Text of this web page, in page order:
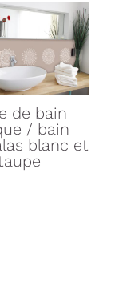
de bain
/ bain
blanc et